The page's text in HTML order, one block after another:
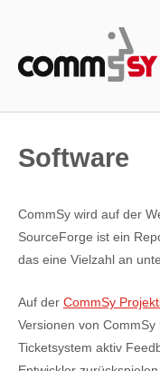
Software
CommSy wird auf der
SourceForge ist ein
das eine Vielzahl an
Auf der CommSy
Versionen von
Ticketsystem aktiv